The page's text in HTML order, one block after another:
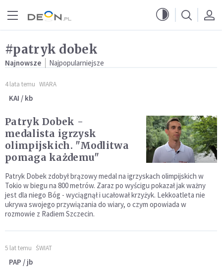
#patryk dobek
Najnowsze Najpopularniejsze
4 lata temu WIARA
KAI / kb
Patryk Dobek -
medalista igrzysk
olimpijskich. "Modlitwa
pomaga każdemu"
Patryk Dobek zdobył brązowy medal na igrzyskach olimpijskich w
Tokio w biegu na 800 metrów. Zaraz po wyścigu pokazał jak ważny
jest dla niego Bóg - wyciągnął i ucałował krzyżyk. Lekkoatleta nie
ukrywa swojego przywiązania do wiary, o czym opowiada w
rozmowie z Radiem Szczecin.
5 lat temu ŚWIAT
PAP / jb